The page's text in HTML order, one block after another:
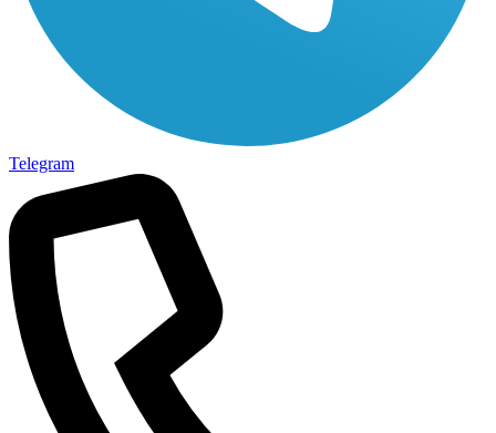
Telegram